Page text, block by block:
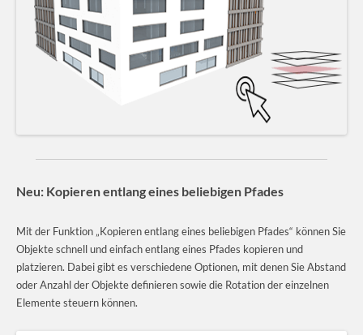
Neu: Kopieren entlang eines beliebigen Pfades
Mit der Funktion „Kopieren entlang eines beliebigen Pfades“ können Sie
Objekte schnell und einfach entlang eines Pfades kopieren und
platzieren. Dabei gibt es verschiedene Optionen, mit denen Sie Abstand
oder Anzahl der Objekte definieren sowie die Rotation der einzelnen
Elemente steuern können.